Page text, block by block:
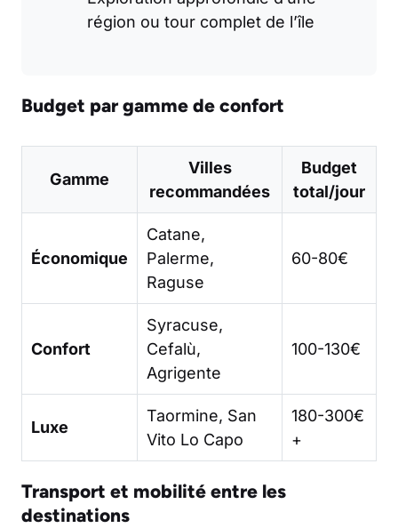
région ou tour complet de l’île
Budget par gamme de confort
Gamme
Villes
recommandées
Budget
total/jour
Économique
Catane,
Palerme,
Raguse
60-80€
Confort
Syracuse,
Cefalù,
Agrigente
100-130€
Luxe
Taormine, San
Vito Lo Capo
180-300€
+
Transport et mobilité entre les
destinations